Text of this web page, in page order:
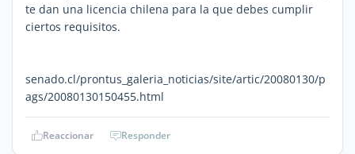
te dan una licencia chilena para la que debes cumplir
ciertos requisitos.
senado.cl/prontus_galeria_noticias/site/artic/20080130/p
ags/20080130150455.html
Reaccionar Responder